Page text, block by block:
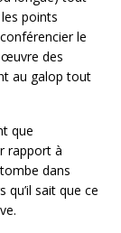
points
le
des
au galop tout
que
rapport à
dans
qu’il sait que ce